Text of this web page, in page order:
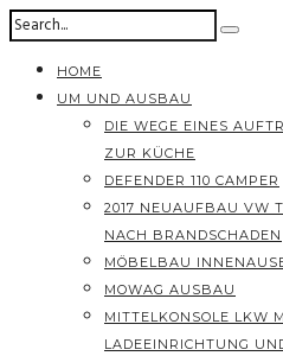
HOME
UM UND AUSBAU
DIE WEGE EINES
ZUR KÜCHE
DEFENDER 110 CAMPER
2017 NEUAUFBAU VW
NACH BRANDSCHADEN
MÖBELBAU
MOWAG AUSBAU
MITTELKONSOLE LKW
LADEEINRICHTUNG